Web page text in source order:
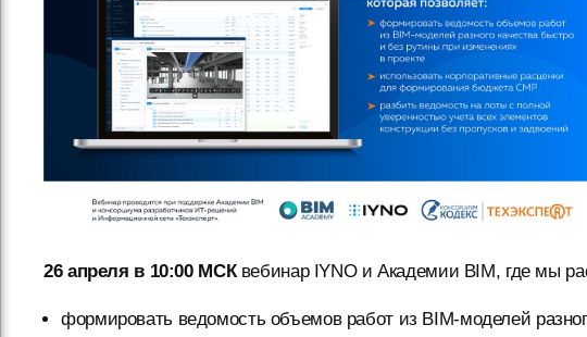
26 апреля в 10:00 МСКвебинар IYNO и Академии BIM, где мы
формировать ведомость объемов работ из BIM-моделей